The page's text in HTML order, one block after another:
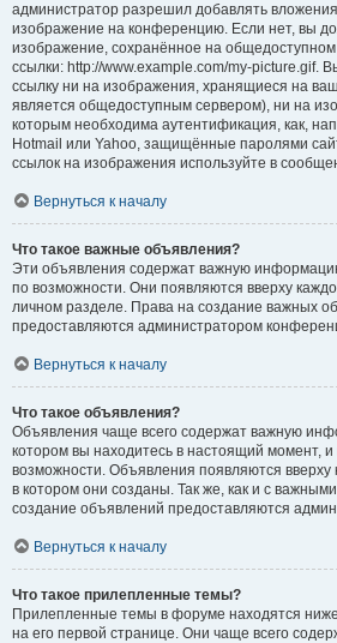
администратор разрешил добавлять
изображение на конференцию. Если нет, вы
изображение, сохранённое на
ссылки: http://www.example.com/my-picture.gif.
ссылку ни на изображения, хранящиеся на
является общедоступным сервером), ни на
которым необходима аутентификация, как,
Hotmail или Yahoo, защищённые паролями
ссылок на изображения используйте в
Вернуться к началу
Что такое важные объявления?
Эти объявления содержат важную
по возможности. Они появляются вверху
личном разделе. Права на создание важных
предоставляются администратором
Вернуться к началу
Что такое объявления?
Объявления чаще всего содержат важную
котором вы находитесь в настоящий момент,
возможности. Объявления появляются
в котором они созданы. Так же, как и с
создание объявлений предоставляются
Вернуться к началу
Что такое прилепленные темы?
Прилепленные темы в форуме находятся
на его первой странице. Они чаще всего